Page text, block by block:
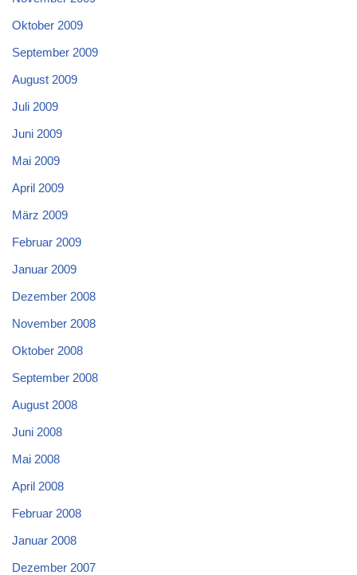
Oktober 2009
September 2009
August 2009
Juli 2009
Juni 2009
Mai 2009
April 2009
März 2009
Februar 2009
Januar 2009
Dezember 2008
November 2008
Oktober 2008
September 2008
August 2008
Juni 2008
Mai 2008
April 2008
Februar 2008
Januar 2008
Dezember 2007